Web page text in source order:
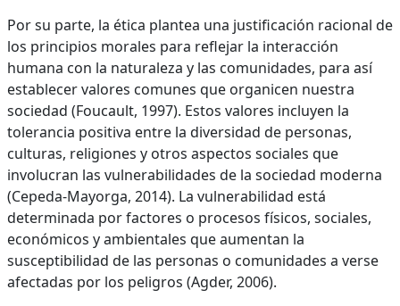
Por su parte, la ética plantea una justificación racional de
los principios morales para reflejar la interacción
humana con la naturaleza y las comunidades, para así
establecer valores comunes que organicen nuestra
sociedad (Foucault, 1997). Estos valores incluyen la
tolerancia positiva entre la diversidad de personas,
culturas, religiones y otros aspectos sociales que
involucran las vulnerabilidades de la sociedad moderna
(Cepeda-Mayorga, 2014). La vulnerabilidad está
determinada por factores o procesos físicos, sociales,
económicos y ambientales que aumentan la
susceptibilidad de las personas o comunidades a verse
afectadas por los peligros (Agder, 2006).